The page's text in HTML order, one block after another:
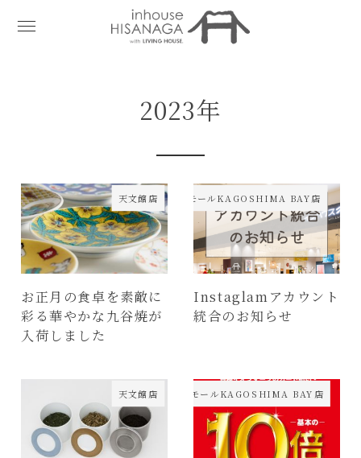
2023年
天文館店
お正月の食卓を素敵に
彩る華やかな九谷焼が
入荷しました
天文館店・イオンモールKAGOSHIMA BAY店
Instaglamアカウント
統合のお知らせ
天文館店 イオンモールKAGOSHIMA BAY店